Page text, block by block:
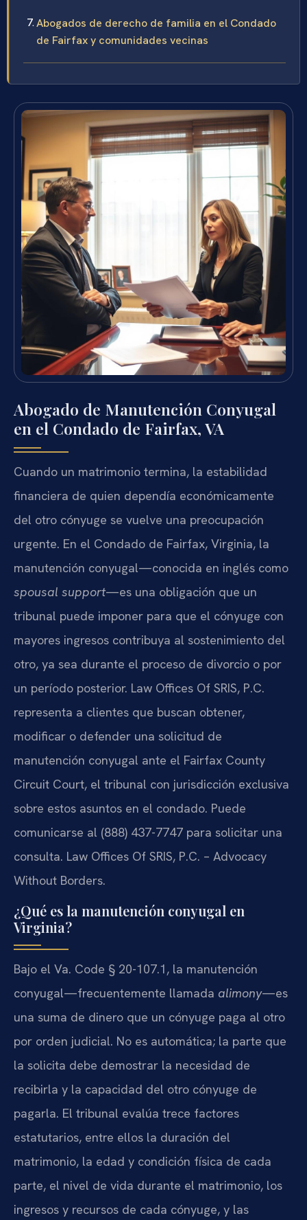
Abogados de derecho de familia en el Condado
de Fairfax y comunidades vecinas
Abogado de Manutención Conyugal
en el Condado de Fairfax, VA
Cuando un matrimonio termina, la estabilidad
financiera de quien dependía económicamente
del otro cónyuge se vuelve una preocupación
urgente. En el Condado de Fairfax, Virginia, la
manutención conyugal—conocida en inglés como
spousal support—es una obligación que un
tribunal puede imponer para que el cónyuge con
mayores ingresos contribuya al sostenimiento del
otro, ya sea durante el proceso de divorcio o por
un período posterior. Law Offices Of SRIS, P.C.
representa a clientes que buscan obtener,
modificar o defender una solicitud de
manutención conyugal ante el Fairfax County
Circuit Court, el tribunal con jurisdicción exclusiva
sobre estos asuntos en el condado. Puede
comunicarse al (888) 437-7747 para solicitar una
consulta. Law Offices Of SRIS, P.C. – Advocacy
Without Borders.
¿Qué es la manutención conyugal en
Virginia?
Bajo el Va. Code § 20-107.1, la manutención
conyugal—frecuentemente llamada alimony—es
una suma de dinero que un cónyuge paga al otro
por orden judicial. No es automática; la parte que
la solicita debe demostrar la necesidad de
recibirla y la capacidad del otro cónyuge de
pagarla. El tribunal evalúa trece factores
estatutarios, entre ellos la duración del
matrimonio, la edad y condición física de cada
parte, el nivel de vida durante el matrimonio, los
ingresos y recursos de cada cónyuge, y las